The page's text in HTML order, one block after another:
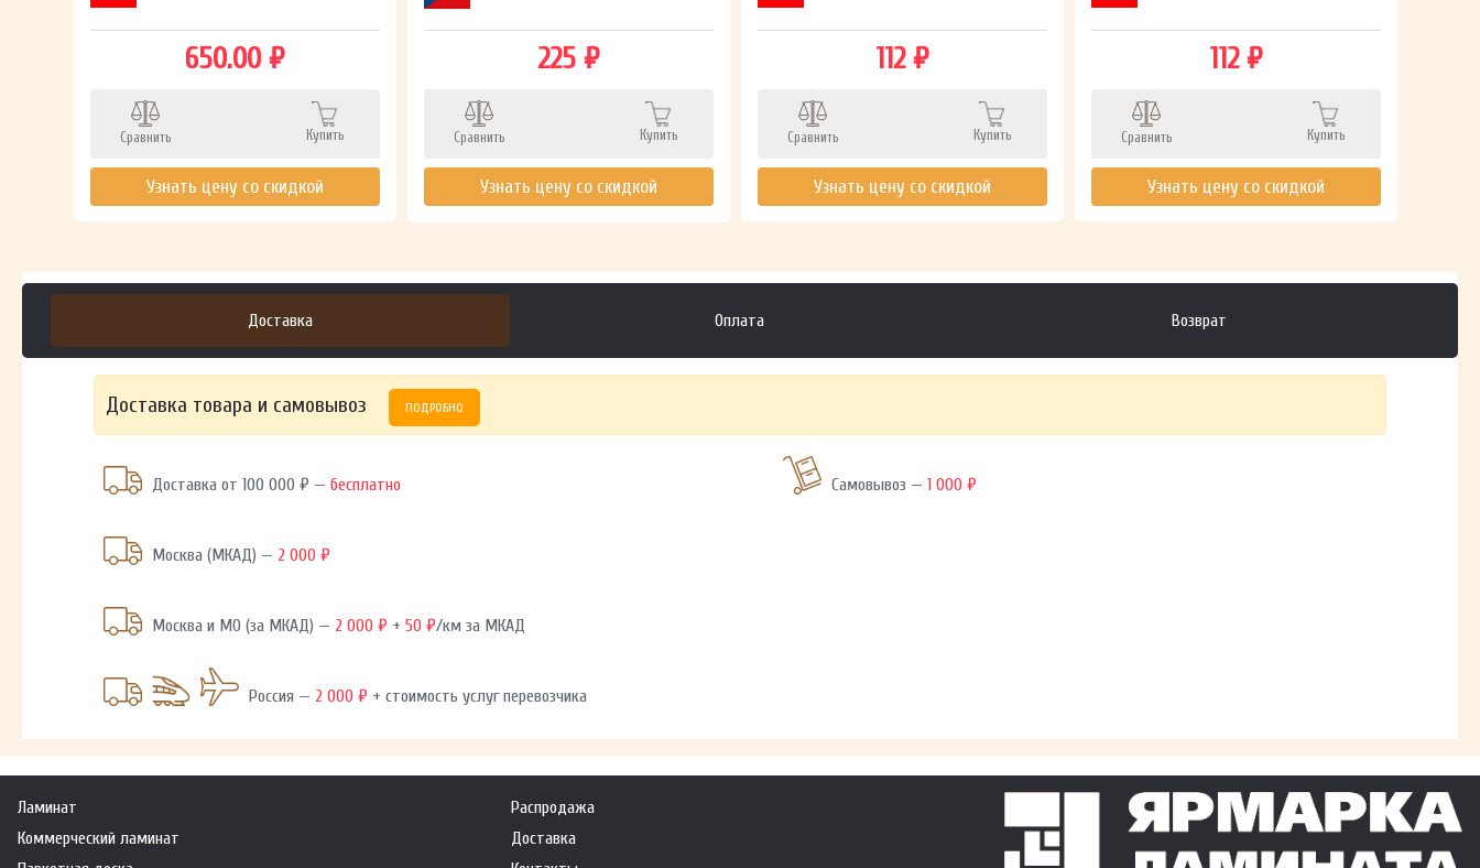
650.00 ₽
Сравнить Купить
Узнать цену со скидкой
225 ₽
Сравнить Купить
Узнать цену со скидкой
112 ₽
Сравнить Купить
Узнать цену со скидкой
112 ₽
Сравнить Купить
Узнать цену со скидкой
Доставка Оплата Возврат
Доставка товара и самовывоз ПОДРОБНО
Доставка от 100 000 ₽ —бесплатно
Москва (МКАД) — 2 000 ₽
Москва и МО (за МКАД) — 2 000 ₽ +50 ₽/км за МКАД
Россия — 2 000 ₽ + стоимость услуг перевозчика
Самовывоз —1 000 ₽
Ламинат
Коммерческий ламинат
Распродажа
Доставка